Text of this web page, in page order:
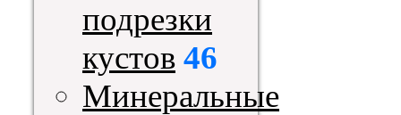
подрезки
кустов 46
Минеральные